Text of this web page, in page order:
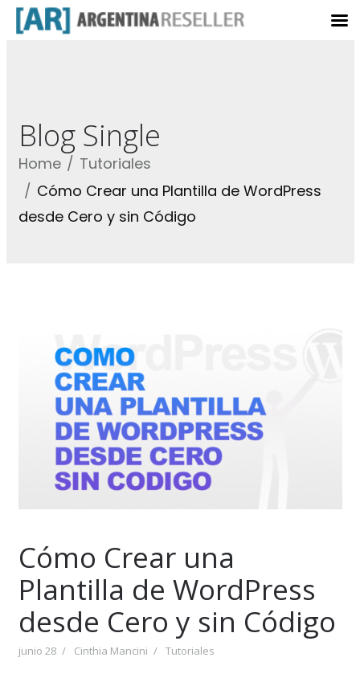
Blog Single
Home
Tutoriales
Cómo Crear una Plantilla de WordPress
desde Cero y sin Código
Cómo Crear una
Plantilla de WordPress
desde Cero y sin Código
junio 28 Cinthia Mancini Tutoriales